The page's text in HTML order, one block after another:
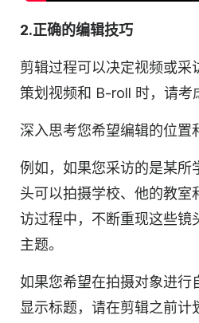
2.正确的编辑技巧
剪辑过程可以决定视频或采
策划视频和 B-roll 时，请考
深入思考您希望编辑的位置
例如，如果您采访的是某所
头可以拍摄学校、他的教室
访过程中，不断重现这些镜
主题。
如果您希望在拍摄对象进行
显示标题，请在剪辑之前计